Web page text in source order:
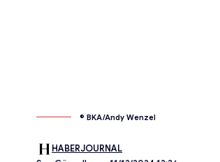
© BKA/Andy Wenzel
HABERJOURNAL